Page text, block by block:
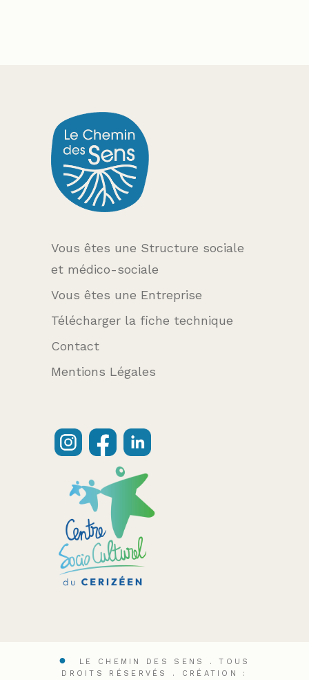
Vous êtes une Structure sociale
et médico-sociale
Vous êtes une Entreprise
Télécharger la fiche technique
Contact
Mentions Légales
LE CHEMIN DES SENS . TOUS
DROITS RÉSERVÉS .
CRÉATION :